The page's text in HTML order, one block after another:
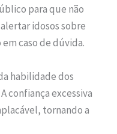
para que não
idosos sobre
caso de dúvida.
habilidade dos
confiança excessiva
tornando a